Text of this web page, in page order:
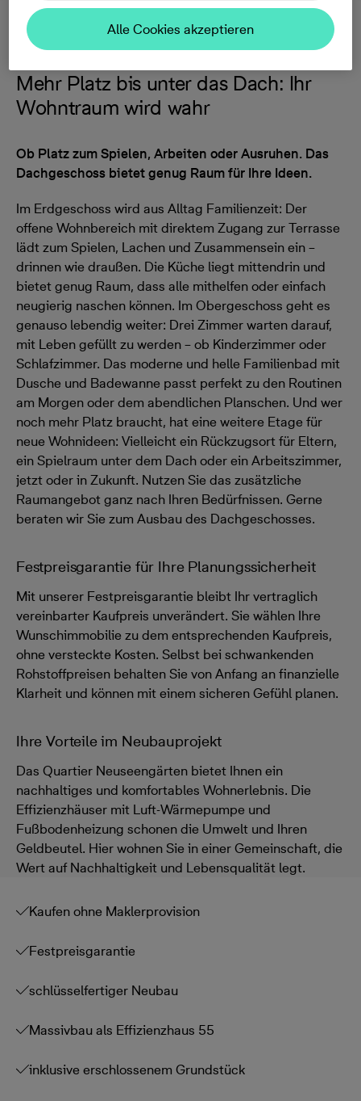
Beschreibung
Mehr Platz bis unter das Dach: Ihr
Wohntraum wird wahr
Ob Platz zum Spielen, Arbeiten oder Ausruhen. Das
Dachgeschoss bietet genug Raum für Ihre Ideen.
Im Erdgeschoss wird aus Alltag Familienzeit: Der
offene Wohnbereich mit direktem Zugang zur Terrasse
lädt zum Spielen, Lachen und Zusammensein ein –
drinnen wie draußen. Die Küche liegt mittendrin und
bietet genug Raum, dass alle mithelfen oder einfach
neugierig naschen können. Im Obergeschoss geht es
genauso lebendig weiter: Drei Zimmer warten darauf,
mit Leben gefüllt zu werden – ob Kinderzimmer oder
Schlafzimmer. Das moderne und helle Familienbad mit
Dusche und Badewanne passt perfekt zu den Routinen
am Morgen oder dem abendlichen Planschen. Und wer
noch mehr Platz braucht, hat eine weitere Etage für
neue Wohnideen: Vielleicht ein Rückzugsort für Eltern,
ein Spielraum unter dem Dach oder ein Arbeitszimmer,
jetzt oder in Zukunft. Nutzen Sie das zusätzliche
Raumangebot ganz nach Ihren Bedürfnissen. Gerne
beraten wir Sie zum Ausbau des Dachgeschosses.
Festpreisgarantie für Ihre Planungssicherheit
Mit unserer Festpreisgarantie bleibt Ihr vertraglich
vereinbarter Kaufpreis unverändert. Sie wählen Ihre
Wunschimmobilie zu dem entsprechenden Kaufpreis,
ohne versteckte Kosten. Selbst bei schwankenden
Rohstoffpreisen behalten Sie von Anfang an finanzielle
Klarheit und können mit einem sicheren Gefühl planen.
Ihre Vorteile im Neubauprojekt
Das Quartier Neuseengärten bietet Ihnen ein
nachhaltiges und komfortables Wohnerlebnis. Die
Effizienzhäuser mit Luft-Wärmepumpe und
Fußbodenheizung schonen die Umwelt und Ihren
Geldbeutel. Hier wohnen Sie in einer Gemeinschaft, die
Wert auf Nachhaltigkeit und Lebensqualität legt.
Kaufen ohne Maklerprovision
Festpreisgarantie
schlüsselfertiger Neubau
Massivbau als Effizienzhaus 55
inklusive erschlossenem Grundstück
Alle Cookies akzeptieren